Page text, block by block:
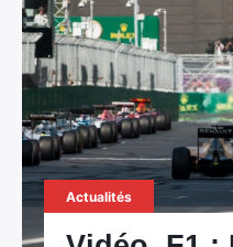
Actualités